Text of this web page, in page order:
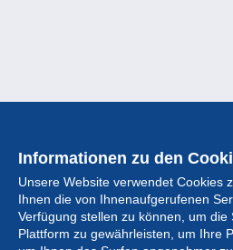
Informationen zu den
Unsere Website verwendet Cookies
Ihnen die von Ihnenaufgerufenen
Verfügung stellen zu können, um
Plattform zu gewährleisten, um Ihre